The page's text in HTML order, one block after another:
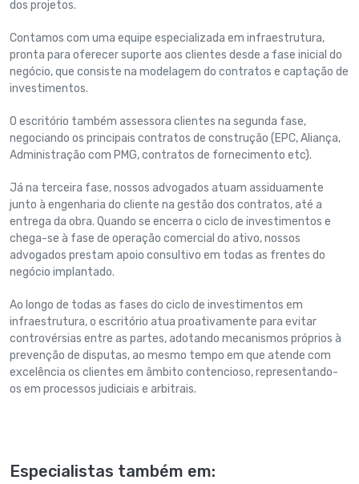
dos projetos.
Contamos com uma equipe especializada em infraestrutura,
pronta para oferecer suporte aos clientes desde a fase inicial do
negócio, que consiste na modelagem do contratos e captação de
investimentos.
O escritório também assessora clientes na segunda fase,
negociando os principais contratos de construção (EPC, Aliança,
Administração com PMG, contratos de fornecimento etc).
Já na terceira fase, nossos advogados atuam assiduamente
junto à engenharia do cliente na gestão dos contratos, até a
entrega da obra. Quando se encerra o ciclo de investimentos e
chega-se à fase de operação comercial do ativo, nossos
advogados prestam apoio consultivo em todas as frentes do
negócio implantado.
Ao longo de todas as fases do ciclo de investimentos em
infraestrutura, o escritório atua proativamente para evitar
controvérsias entre as partes, adotando mecanismos próprios à
prevenção de disputas, ao mesmo tempo em que atende com
excelência os clientes em âmbito contencioso, representando-
os em processos judiciais e arbitrais.
Especialistas também em: